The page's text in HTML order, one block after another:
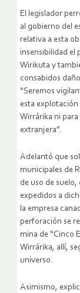
El legislador
al gobierno del
relativa a esta
insensibilidad el
Wirikuta y
consabidos
“Seremos
esta
Wirrárika ni
extranjera”.
Adelantó que
municipales de
de uso de
expedidos a
la empresa
perforación se
mina de “Cinco
Wirrárika, allí,
universo.
Asimismo,